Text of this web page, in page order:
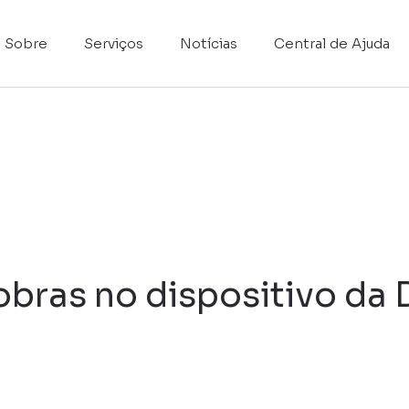
Sobre Serviços Notícias Central de Ajuda
no dispositivo da